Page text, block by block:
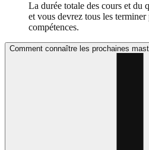
La durée totale des cours et du
et vous devrez tous les
compétences.
Comment connaître les prochaines